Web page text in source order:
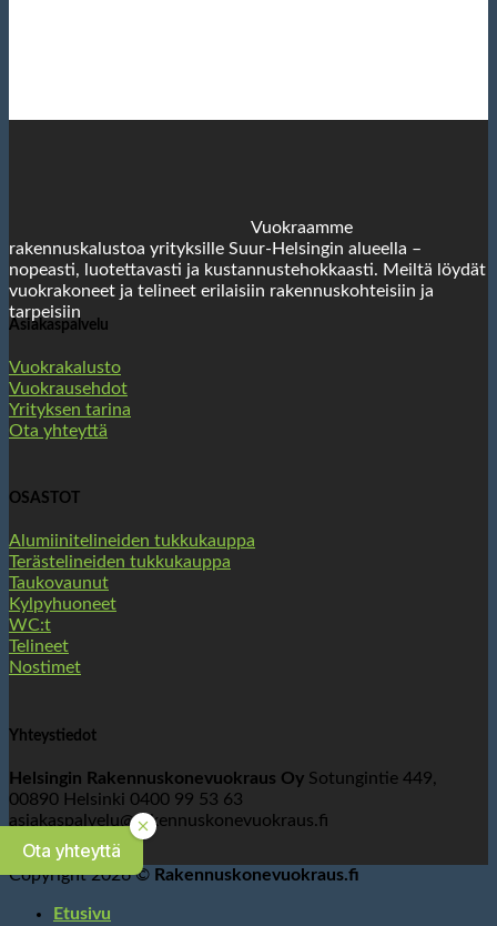
Vuokraamme
rakennuskalustoa yrityksille Suur-Helsingin alueella –
nopeasti, luotettavasti ja kustannustehokkaasti. Meiltä löydät
vuokrakoneet ja telineet erilaisiin rakennuskohteisiin ja
tarpeisiin
Asiakaspalvelu
Vuokrakalusto
Vuokrausehdot
Yrityksen tarina
Ota yhteyttä
OSASTOT
Alumiinitelineiden tukkukauppa
Terästelineiden tukkukauppa
Taukovaunut
Kylpyhuoneet
WC:t
Telineet
Nostimet
Yhteystiedot
Helsingin Rakennuskonevuokraus Oy Sotungintie 449,
00890 Helsinki 0400 99 53 63
asiakaspalvelu@rakennuskonevuokraus.fi
Copyright 2026 © Rakennuskonevuokraus.fi
Etusivu
Ota yhteyttä